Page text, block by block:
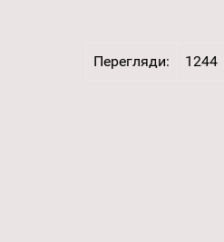
Перегляди: 1244